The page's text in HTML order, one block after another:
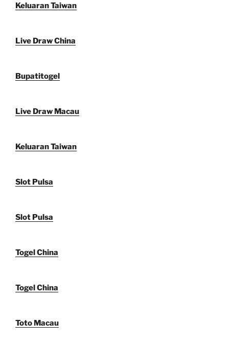
Keluaran Taiwan
Live Draw China
Bupatitogel
Live Draw Macau
Keluaran Taiwan
Slot Pulsa
Slot Pulsa
Togel China
Togel China
Toto Macau